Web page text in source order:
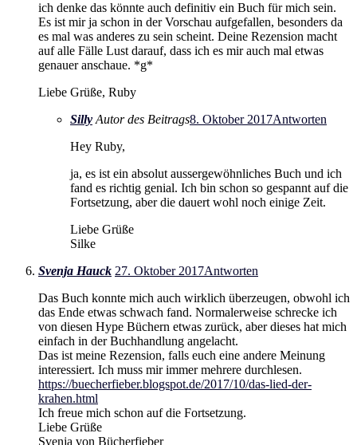
ich denke das könnte auch definitiv ein Buch für mich sein.
Es ist mir ja schon in der Vorschau aufgefallen, besonders da
es mal was anderes zu sein scheint. Deine Rezension macht
auf alle Fälle Lust darauf, dass ich es mir auch mal etwas
genauer anschaue. *g*
Liebe Grüße, Ruby
Silly Autor des Beitrags8. Oktober 2017Antworten
Hey Ruby,
ja, es ist ein absolut aussergewöhnliches Buch und ich
fand es richtig genial. Ich bin schon so gespannt auf die
Fortsetzung, aber die dauert wohl noch einige Zeit.
Liebe Grüße
Silke
Svenja Hauck 27. Oktober 2017Antworten
Das Buch konnte mich auch wirklich überzeugen, obwohl ich
das Ende etwas schwach fand. Normalerweise schrecke ich
von diesen Hype Büchern etwas zurück, aber dieses hat mich
einfach in der Buchhandlung angelacht.
Das ist meine Rezension, falls euch eine andere Meinung
interessiert. Ich muss mir immer mehrere durchlesen.
https://buecherfieber.blogspot.de/2017/10/das-lied-der-
krahen.html
Ich freue mich schon auf die Fortsetzung.
Liebe Grüße
Svenja von Bücherfieber